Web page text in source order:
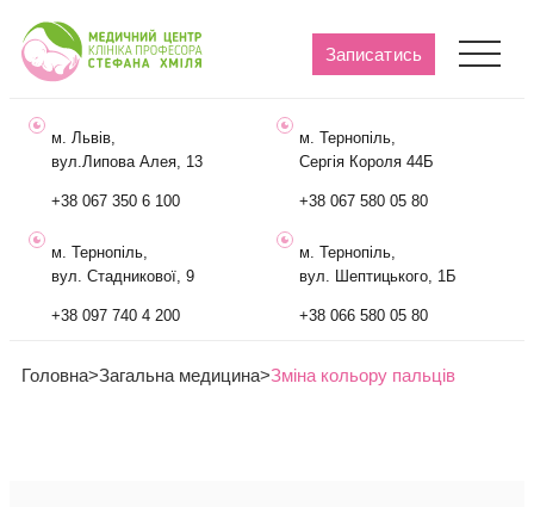
м. Львів,
вул.Липова Алея, 13
+38 067 350 6 100
м. Тернопіль,
Сергія Короля 44Б
+38 067 580 05 80
м. Тернопіль,
вул. Стадникової, 9
+38 097 740 4 200
м. Тернопіль,
вул. Шептицького, 1Б
+38 066 580 05 80
Записатись
Головна>Загальна медицина>Зміна кольору пальців